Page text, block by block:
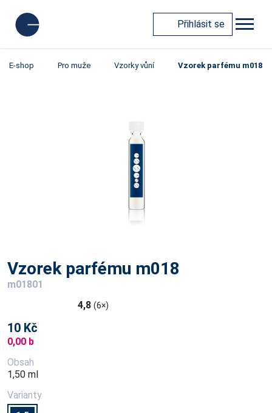
Přihlásit se
E-shop Pro muže Vzorky vůní Vzorek parfému m018
Vzorek parfému m018
m01801
4,8 (6×)
10 Kč
0,00 b
Obsah
1,50 ml
Varianty